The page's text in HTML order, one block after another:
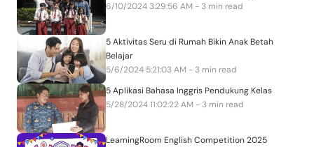
6/10/2024 3:29:56 AM - 3 min read
5 Aktivitas Seru di Rumah Bikin Anak Betah
Belajar
5/6/2024 5:21:03 AM - 3 min read
5 Aplikasi Bahasa Inggris Pendukung Kelas
5/28/2024 11:02:22 AM - 3 min read
LearningRoom English Competition 2025